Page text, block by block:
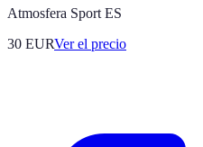
Atmosfera Sport ES
30 EURVer el precio